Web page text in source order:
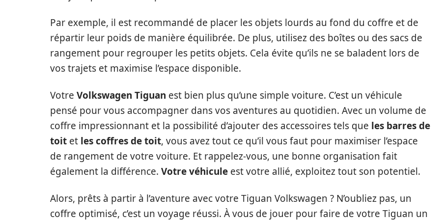
Par exemple, il est recommandé de placer les objets lourds au fond du coffre et de
répartir leur poids de manière équilibrée. De plus, utilisez des boîtes ou des sacs de
rangement pour regrouper les petits objets. Cela évite qu’ils ne se baladent lors de
vos trajets et maximise l’espace disponible.
Votre Volkswagen Tiguan est bien plus qu’une simple voiture. C’est un véhicule
pensé pour vous accompagner dans vos aventures au quotidien. Avec un volume de
coffre impressionnant et la possibilité d’ajouter des accessoires tels que les barres de
toit et les coffres de toit, vous avez tout ce qu’il vous faut pour maximiser l’espace
de rangement de votre voiture. Et rappelez-vous, une bonne organisation fait
également la différence. Votre véhicule est votre allié, exploitez tout son potentiel.
Alors, prêts à partir à l’aventure avec votre Tiguan Volkswagen ? N’oubliez pas, un
coffre optimisé, c’est un voyage réussi. À vous de jouer pour faire de votre Tiguan un